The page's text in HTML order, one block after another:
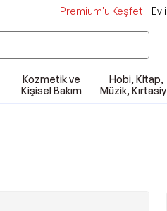
Premium'u Keşfet
Kozmetik ve
Kişisel Bakım
Hobi, Kitap,
Müzik,